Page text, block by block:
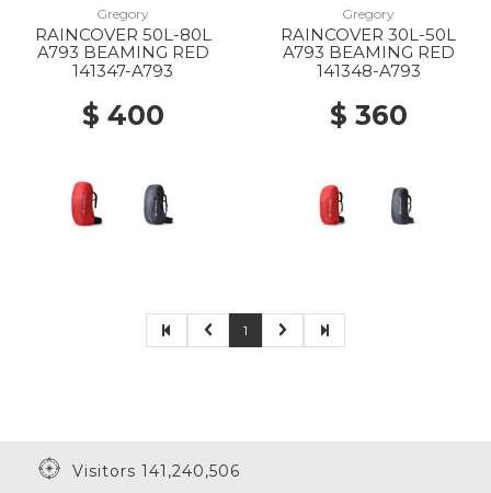
Gregory
RAINCOVER 50L-80L
A793 BEAMING RED
141347-A793
$ 400
Gregory
RAINCOVER 30L-50L
A793 BEAMING RED
141348-A793
$ 360
1
Visitors 141,240,506